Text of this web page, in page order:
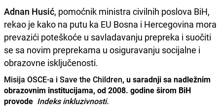
Adnan Husić, pomoćnik ministra civilnih poslova BiH,
rekao je kako na putu ka EU Bosna i Hercegovina mora
prevazići poteškoće u savladavanju prepreka i suočiti
se sa novim preprekama u osiguravanju socijalne i
obrazovne isključenosti.
Misija OSCE-a i Save the Children, u saradnji sa nadležnim
obrazovnim institucijama, od 2008. godine širom BiH
provode Indeks inkluzivnosti.